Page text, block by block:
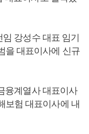
강성수 대표 임기
을 대표이사에 신규
융계열사 대표이사
보험 대표이사에 내